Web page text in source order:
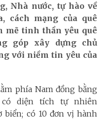
Nhà nước, tự hào về
cách mạng của quê
mẽ tinh thần yêu quê
góp xây dựng chủ
với niềm tin yêu của
phía Nam đồng bằng
có diện tích tự nhiên
biển; có 10 đơn vị hành